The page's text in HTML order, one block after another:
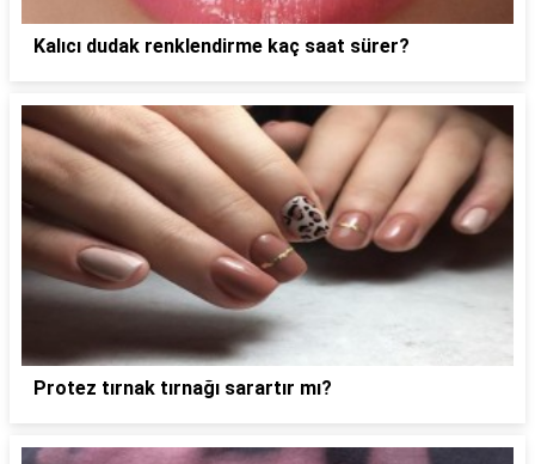
Kalıcı dudak renklendirme kaç saat sürer?
Protez tırnak tırnağı sarartır mı?